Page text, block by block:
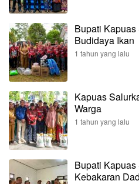
Bupati
Budidaya Ikan
1 tahun yang lalu
Kapuas
Warga
1 tahun yang lalu
Bupati
Kebakaran